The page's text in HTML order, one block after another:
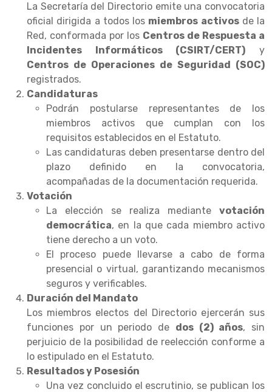
La Secretaría del Directorio emite una convocatoria
oficial dirigida a todos los miembros activosde la
Red, conformada por los Centros de Respuesta a
Incidentes Informáticos (CSIRT/CERT) y
Centros de Operaciones de Seguridad (SOC)
registrados.
Candidaturas
Podrán postularse representantes de los
miembros activos que cumplan con los
requisitos establecidos en el Estatuto.
Las candidaturas deben presentarse dentro del
plazo definido en la convocatoria,
acompañadas de la documentación requerida.
Votación
La elección se realiza mediante votación
democrática, en la que cada miembro activo
tiene derecho a un voto.
El proceso puede llevarse a cabo de forma
presencial o virtual, garantizando mecanismos
seguros y verificables.
Duración del Mandato
Los miembros electos del Directorio ejercerán sus
funciones por un periodo de dos (2) años, sin
perjuicio de la posibilidad de reelección conforme a
lo estipulado en el Estatuto.
Resultados y Posesión
Una vez concluido el escrutinio, se publican los